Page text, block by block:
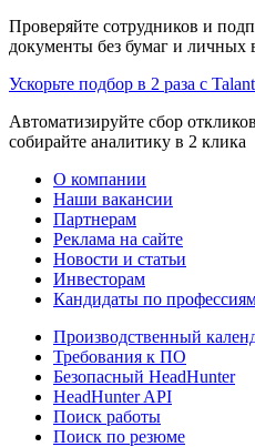
Проверяйте сотрудников и
документы без бумаг и личных
Ускорьте подбор в 2 раза с
Автоматизируйте сбор
собирайте аналитику в 2 клика
О компании
Наши вакансии
Партнерам
Реклама на сайте
Новости и статьи
Инвесторам
Кандидаты по
Производственный
Требования к ПО
Безопасный HeadHunter
HeadHunter API
Поиск работы
Поиск по резюме